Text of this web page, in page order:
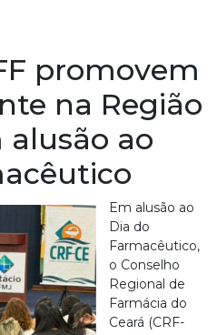
promovem
na Região
alusão ao
Em alusão ao
Dia do
Farmacêutico,
o Conselho
Regional de
Farmácia do
Ceará (CRF-